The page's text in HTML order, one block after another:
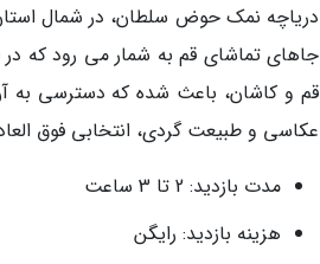
دریاچه نمک حوض سلطان، در شمال
جاهای تماشای قم به شمار می رود که
قم و کاشان، باعث شده که دسترسی به
عکاسی و طبیعت گردی، انتخابی فوق
مدت بازدید: 2 تا 3 ساعت
هزینه بازدید: رایگن